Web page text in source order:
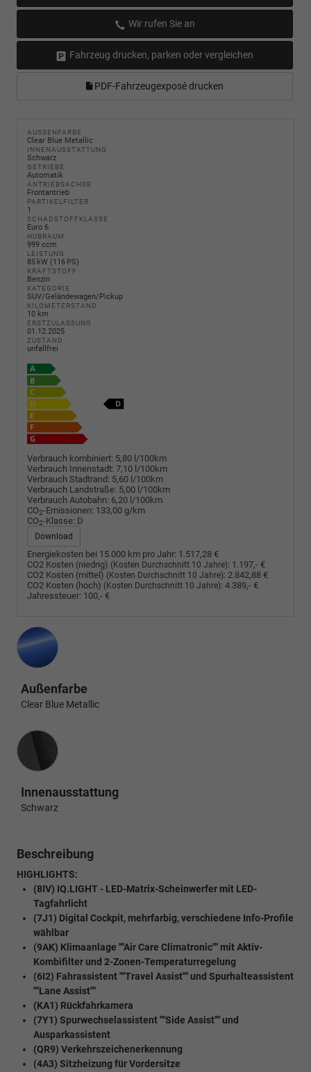
Wir rufen Sie an
Fahrzeug drucken, parken oder vergleichen
PDF-Fahrzeugexposé drucken
AUSSENFARBE
Clear Blue Metallic
INNENAUSSTATTUNG
Schwarz
GETRIEBE
Automatik
ANTRIEBSACHSE
Frontantrieb
PARTIKELFILTER
1
SCHADSTOFFKLASSE
Euro 6
HUBRAUM
999 ccm
LEISTUNG
85 kW (116 PS)
KRAFTSTOFF
Benzin
KATEGORIE
SUV/Geländewagen/Pickup
KILOMETERSTAND
10 km
ERSTZULASSUNG
01.12.2025
ZUSTAND
unfallfrei
Verbrauch kombiniert: 5,80 l/100km
Verbrauch Innenstadt: 7,10 l/100km
Verbrauch Stadtrand: 5,60 l/100km
Verbrauch Landstraße: 5,00 l/100km
Verbrauch Autobahn: 6,20 l/100km
CO2-Emissionen: 133,00 g/km
CO2-Klasse: D
Download
Energiekosten bei 15.000 km pro Jahr: 1.517,28 €
CO2 Kosten (niedrig) (Kosten Durchschnitt 10 Jahre): 1.197,- €
CO2 Kosten (mittel) (Kosten Durchschnitt 10 Jahre): 2.842,88 €
CO2 Kosten (hoch) (Kosten Durchschnitt 10 Jahre): 4.389,- €
Jahressteuer: 100,- €
Außenfarbe
Clear Blue Metallic
Innenausstattung
Innenausstattung
Schwarz
Beschreibung
HIGHLIGHTS:
(8IV) IQ.LIGHT - LED-Matrix-Scheinwerfer mit LED-
Tagfahrlicht
(7J1) Digital Cockpit, mehrfarbig, verschiedene Info-Profile
wählbar
(9AK) Klimaanlage ""Air Care Climatronic"" mit Aktiv-
Kombifilter und 2-Zonen-Temperaturregelung
(6I2) Fahrassistent ""Travel Assist"" und Spurhalteassistent
""Lane Assist""
(KA1) Rückfahrkamera
(7Y1) Spurwechselassistent ""Side Assist"" und
Ausparkassistent
(QR9) Verkehrszeichenerkennung
(4A3) Sitzheizung für Vordersitze